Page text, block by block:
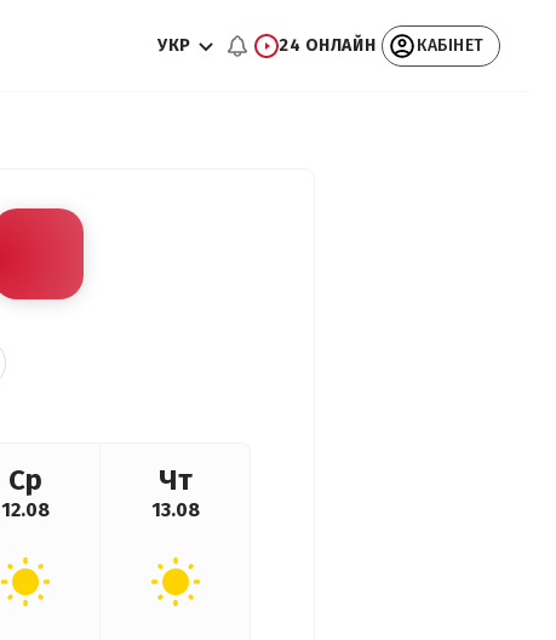
УКР 24 ОНЛАЙН КАБІНЕТ
Ср
12.08
Чт
13.08